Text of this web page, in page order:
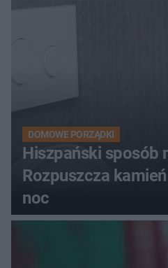
DOMOWE PORZĄDKI
Hiszpański sposób
Rozpuszcza
noc